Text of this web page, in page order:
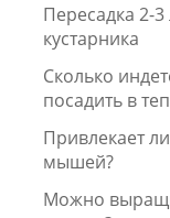
Пересадка 2-3
кустарника
Сколько
посадить в
Привлекает
мышей?
Можно